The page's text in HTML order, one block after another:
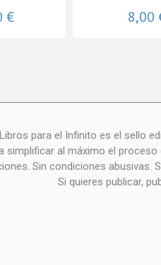
€ 8,00
Libros para el Infinito es el sello
simplificar al máximo el
Sin condiciones abusivas.
Si quieres publicar,